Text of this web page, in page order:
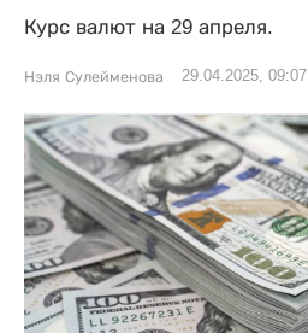
Курс валют на 29 апреля.
Нэля Сулейменова 29.04.2025, 09:07